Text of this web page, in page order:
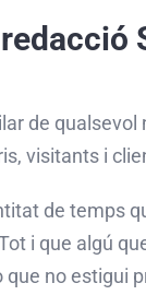
de
visitants i
de temps
i que algú
que no estigui